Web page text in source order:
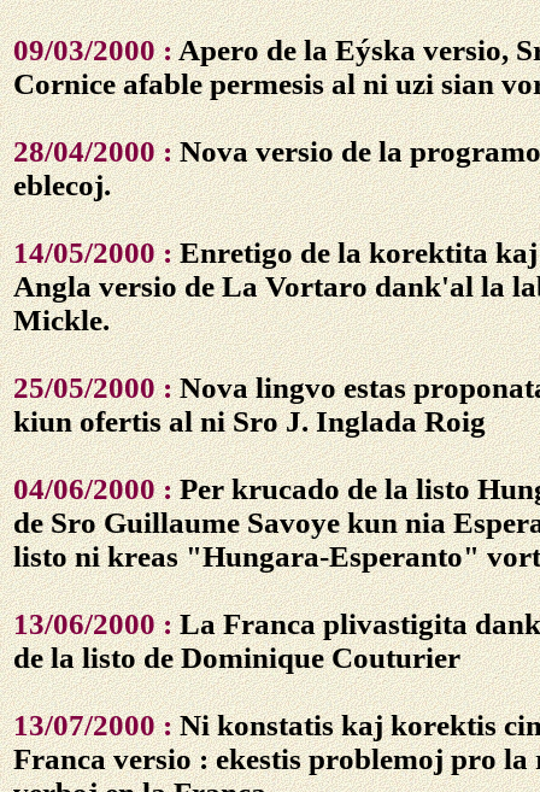
09/03/2000 :Apero de la Eýska versio,
Cornice afable permesis al ni uzi sian
28/04/2000 :Nova versio de la
eblecoj.
14/05/2000 :Enretigo de la korektita
Angla versio de La Vortaro dank'al la
Mickle.
25/05/2000 :Nova lingvo estas
kiun ofertis al ni Sro J. Inglada Roig
04/06/2000 :Per krucado de la listo
de Sro Guillaume Savoye kun nia
listo ni kreas "Hungara-Esperanto"
13/06/2000 :La Franca plivastigita
de la listo de Dominique Couturier
13/07/2000 :Ni konstatis kaj korektis
Franca versio : ekestis problemoj pro